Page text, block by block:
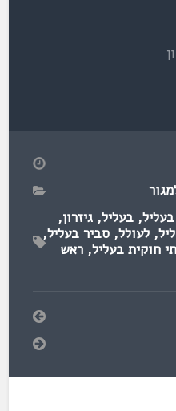
,בעליל,גיזרון,
,לעולל,סביר בעליל,
חוקית בעליל,ראש